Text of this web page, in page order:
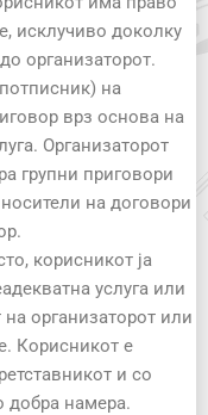
исклучиво доколку
организаторот.
на
врз основа на
Организаторот
групни приговори
на договори
корисникот ја
услуга или
на организаторот или
Корисникот е
и со
добра намера.